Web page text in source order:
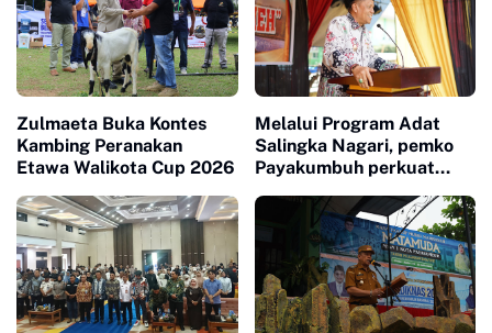
Zulmaeta Buka Kontes
Kambing Peranakan
Etawa Walikota Cup 2026
Melalui Program Adat
Salingka Nagari, pemko
Payakumbuh perkuat
Budaya Minangkabau